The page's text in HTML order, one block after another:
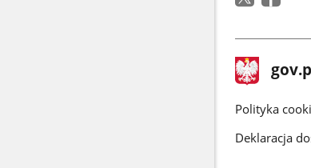
stopka
gov.pl
Polityka
Deklaracja